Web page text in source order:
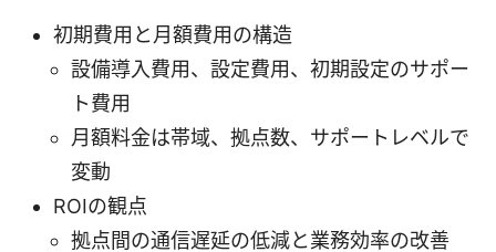
初期費用と月額費用の構造
設備導入費用、設定費用、初期設定のサポー
ト費用
月額料金は帯域、拠点数、サポートレベルで
変動
ROIの観点
拠点間の通信遅延の低減と業務効率の改善